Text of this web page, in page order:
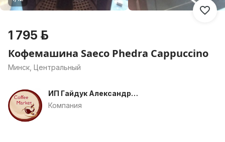
1 795 р.
Кофемашина Saeco Phedra Cappuccino
Минск, Центральный
ИП Гайдук Александр
Владимирович
Компания